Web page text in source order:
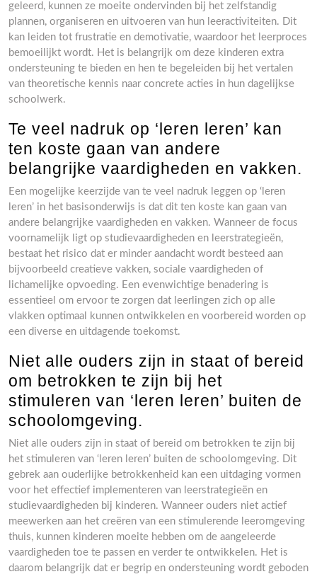
geleerd, kunnen ze moeite ondervinden bij het zelfstandig
plannen, organiseren en uitvoeren van hun leeractiviteiten. Dit
kan leiden tot frustratie en demotivatie, waardoor het leerproces
bemoeilijkt wordt. Het is belangrijk om deze kinderen extra
ondersteuning te bieden en hen te begeleiden bij het vertalen
van theoretische kennis naar concrete acties in hun dagelijkse
schoolwerk.
Te veel nadruk op ‘leren leren’ kan
ten koste gaan van andere
belangrijke vaardigheden en vakken.
Een mogelijke keerzijde van te veel nadruk leggen op ‘leren
leren’ in het basisonderwijs is dat dit ten koste kan gaan van
andere belangrijke vaardigheden en vakken. Wanneer de focus
voornamelijk ligt op studievaardigheden en leerstrategieën,
bestaat het risico dat er minder aandacht wordt besteed aan
bijvoorbeeld creatieve vakken, sociale vaardigheden of
lichamelijke opvoeding. Een evenwichtige benadering is
essentieel om ervoor te zorgen dat leerlingen zich op alle
vlakken optimaal kunnen ontwikkelen en voorbereid worden op
een diverse en uitdagende toekomst.
Niet alle ouders zijn in staat of bereid
om betrokken te zijn bij het
stimuleren van ‘leren leren’ buiten de
schoolomgeving.
Niet alle ouders zijn in staat of bereid om betrokken te zijn bij
het stimuleren van ‘leren leren’ buiten de schoolomgeving. Dit
gebrek aan ouderlijke betrokkenheid kan een uitdaging vormen
voor het effectief implementeren van leerstrategieën en
studievaardigheden bij kinderen. Wanneer ouders niet actief
meewerken aan het creëren van een stimulerende leeromgeving
thuis, kunnen kinderen moeite hebben om de aangeleerde
vaardigheden toe te passen en verder te ontwikkelen. Het is
daarom belangrijk dat er begrip en ondersteuning wordt geboden